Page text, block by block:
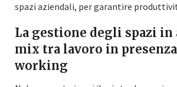
spazi aziendali, per garantire
La gestione degli spazi in
mix tra lavoro in
working